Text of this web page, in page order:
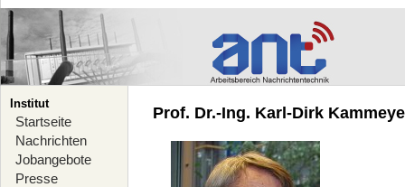
Institut
Startseite
Nachrichten
Jobangebote
Presse
Prof. Dr.-Ing. Karl-Dirk